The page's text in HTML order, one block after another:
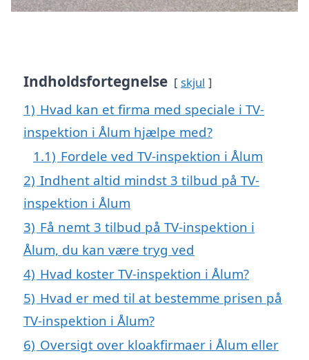
Indholdsfortegnelse skjul
1) Hvad kan et firma med speciale i TV-
inspektion i Ålum hjælpe med?
1.1) Fordele ved TV-inspektion i Ålum
2) Indhent altid mindst 3 tilbud på TV-
inspektion i Ålum
3) Få nemt 3 tilbud på TV-inspektion i
Ålum, du kan være tryg ved
4) Hvad koster TV-inspektion i Ålum?
5) Hvad er med til at bestemme prisen på
TV-inspektion i Ålum?
6) Oversigt over kloakfirmaer i Ålum eller